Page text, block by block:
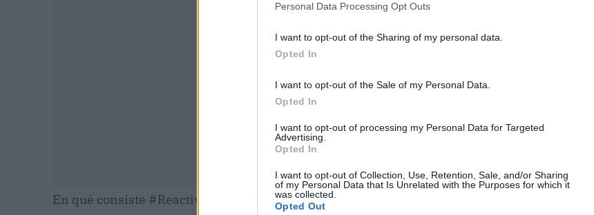
Personal Data Processing Opt Outs
I want to opt-out of the Sharing of my personal data.
Opted In
I want to opt-out of the Sale of my Personal Data.
Opted In
I want to opt-out of processing my Personal Data for Targeted
Advertising.
Opted In
I want to opt-out of Collection, Use, Retention, Sale, and/or Sharing
of my Personal Data that Is Unrelated with the Purposes for which it
was collected.
Opted Out
En qué consiste #ReactivaMadrid